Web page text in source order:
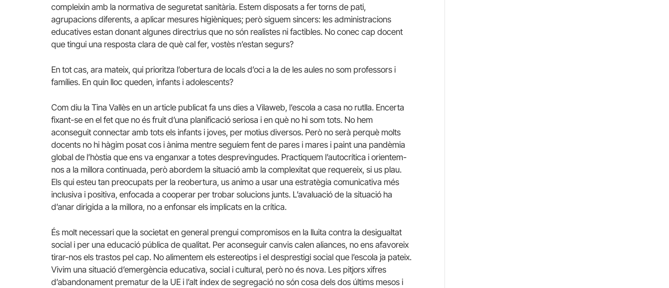
compleixin amb la normativa de seguretat sanitària. Estem disposats a fer torns de pati,
agrupacions diferents, a aplicar mesures higièniques; però siguem sincers: les administracions
educatives estan donant algunes directrius que no són realistes ni factibles. No conec cap docent
que tingui una resposta clara de què cal fer, vostès n’estan segurs?
En tot cas, ara mateix, qui prioritza l’obertura de locals d’oci a la de les aules no som professors i
famílies. En quin lloc queden, infants i adolescents?
Com diu la Tina Vallès en un article publicat fa uns dies a Vilaweb, l’escola a casa no rutlla. Encerta
fixant-se en el fet que no és fruit d’una planificació seriosa i en què no hi som tots. No hem
aconseguit connectar amb tots els infants i joves, per motius diversos. Però no serà perquè molts
docents no hi hàgim posat cos i ànima mentre seguíem fent de pares i mares i paint una pandèmia
global de l’hòstia que ens va enganxar a totes desprevingudes. Practiquem l’autocrítica i orientem-
nos a la millora continuada, però abordem la situació amb la complexitat que requereix, si us plau.
Els qui esteu tan preocupats per la reobertura, us animo a usar una estratègia comunicativa més
inclusiva i positiva, enfocada a cooperar per trobar solucions junts. L’avaluació de la situació ha
d’anar dirigida a la millora, no a enfonsar els implicats en la crítica.
És molt necessari que la societat en general prengui compromisos en la lluita contra la desigualtat
social i per una educació pública de qualitat. Per aconseguir canvis calen aliances, no ens afavoreix
tirar-nos els trastos pel cap. No alimentem els estereotips i el desprestigi social que l’escola ja pateix.
Vivim una situació d’emergència educativa, social i cultural, però no és nova. Les pitjors xifres
d’abandonament prematur de la UE i l’alt índex de segregació no són cosa dels dos últims mesos i